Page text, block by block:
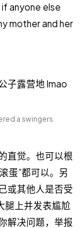
anyone else
mother and her
子露营地 lmao
a swingers
直觉。也可以根
蛋”都可以。另
或其他人是否受
腿上并发表尴尬
解决问题，举报